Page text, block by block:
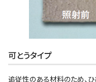
可とうタイプ
追従性のある材料のため、